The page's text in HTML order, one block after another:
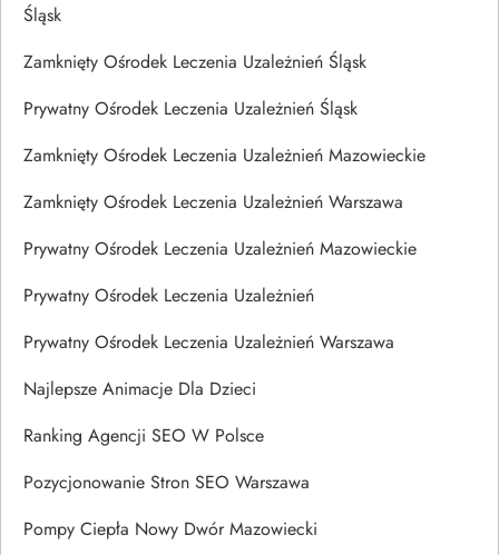
Śląsk
Zamknięty Ośrodek Leczenia Uzależnień Śląsk
Prywatny Ośrodek Leczenia Uzależnień Śląsk
Zamknięty Ośrodek Leczenia Uzależnień Mazowieckie
Zamknięty Ośrodek Leczenia Uzależnień Warszawa
Prywatny Ośrodek Leczenia Uzależnień Mazowieckie
Prywatny Ośrodek Leczenia Uzależnień
Prywatny Ośrodek Leczenia Uzależnień Warszawa
Najlepsze Animacje Dla Dzieci
Ranking Agencji SEO W Polsce
Pozycjonowanie Stron SEO Warszawa
Pompy Ciepła Nowy Dwór Mazowiecki